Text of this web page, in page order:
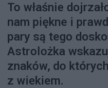
To właśnie
nam piękne i
pary są tego
Astrolożka
znaków, do
z wiekiem.